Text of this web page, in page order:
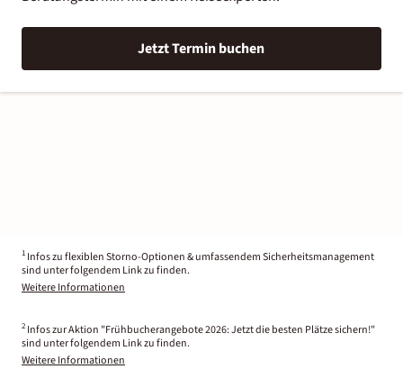
Jetzt Termin buchen
1 Infos zu flexiblen Storno-Optionen & umfassendem Sicherheitsmanagement
sind unter folgendem Link zu finden.
Weitere Informationen
2 Infos zur Aktion "Frühbucherangebote 2026: Jetzt die besten Plätze sichern!"
sind unter folgendem Link zu finden.
Weitere Informationen